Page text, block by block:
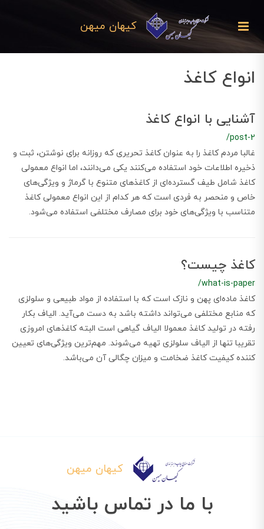
کیهان میهن
انواع کاغذ
آشنایی با انواع کاغذ
/post-2
غالبا مردم کاغذ را به عنوان کاغذ تحریری که روزانه برای نوشتن، ثبت و
ذخیره اطلاعات خود استفاده می‌کنند یکی می‌دانند، اما انواع معمولی
کاغذ شامل طیف گسترده‌ای از کاغذهای متنوع با گرماژ و ویژگی‌های
خاص و منحصر به فردی است که هر کدام از این انواع معمولی کاغذ
متناسب با ویژگی‌های خود برای مصارف مختلفی استفاده می‌شود.‌
کاغذ چیست؟
/what-is-paper
کاغذ ماده‌ای پهن و نازک است که با استفاده از مواد طبیعی و سلولزی
که منابع مختلفی می‌تواند داشته باشد به دست می‌آید. الیاف بکار
رفته در تولید کاغذ معمولا الیاف گیاهی است البته کاغذهای امروزی
تقریبا تنها از الیاف سلولزی تهیه می‌شوند. مهم‌ترین ویژگی‌های تعیین
کننده کیفیت کاغذ ضخامت و میزان چگالی آن می‌باشد.
کیهان میهن
با ما در تماس باشید